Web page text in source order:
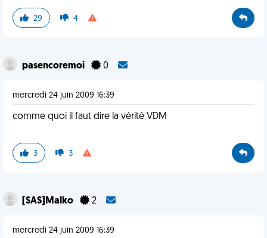
29 4
pasencoremoi 0
mercredi 24 juin 2009 16:39
comme quoi il faut dire la vérité VDM
3 3
[SAS]Malko 2
mercredi 24 juin 2009 16:39